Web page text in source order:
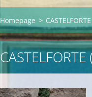
Homepage >
CASTELFORTE